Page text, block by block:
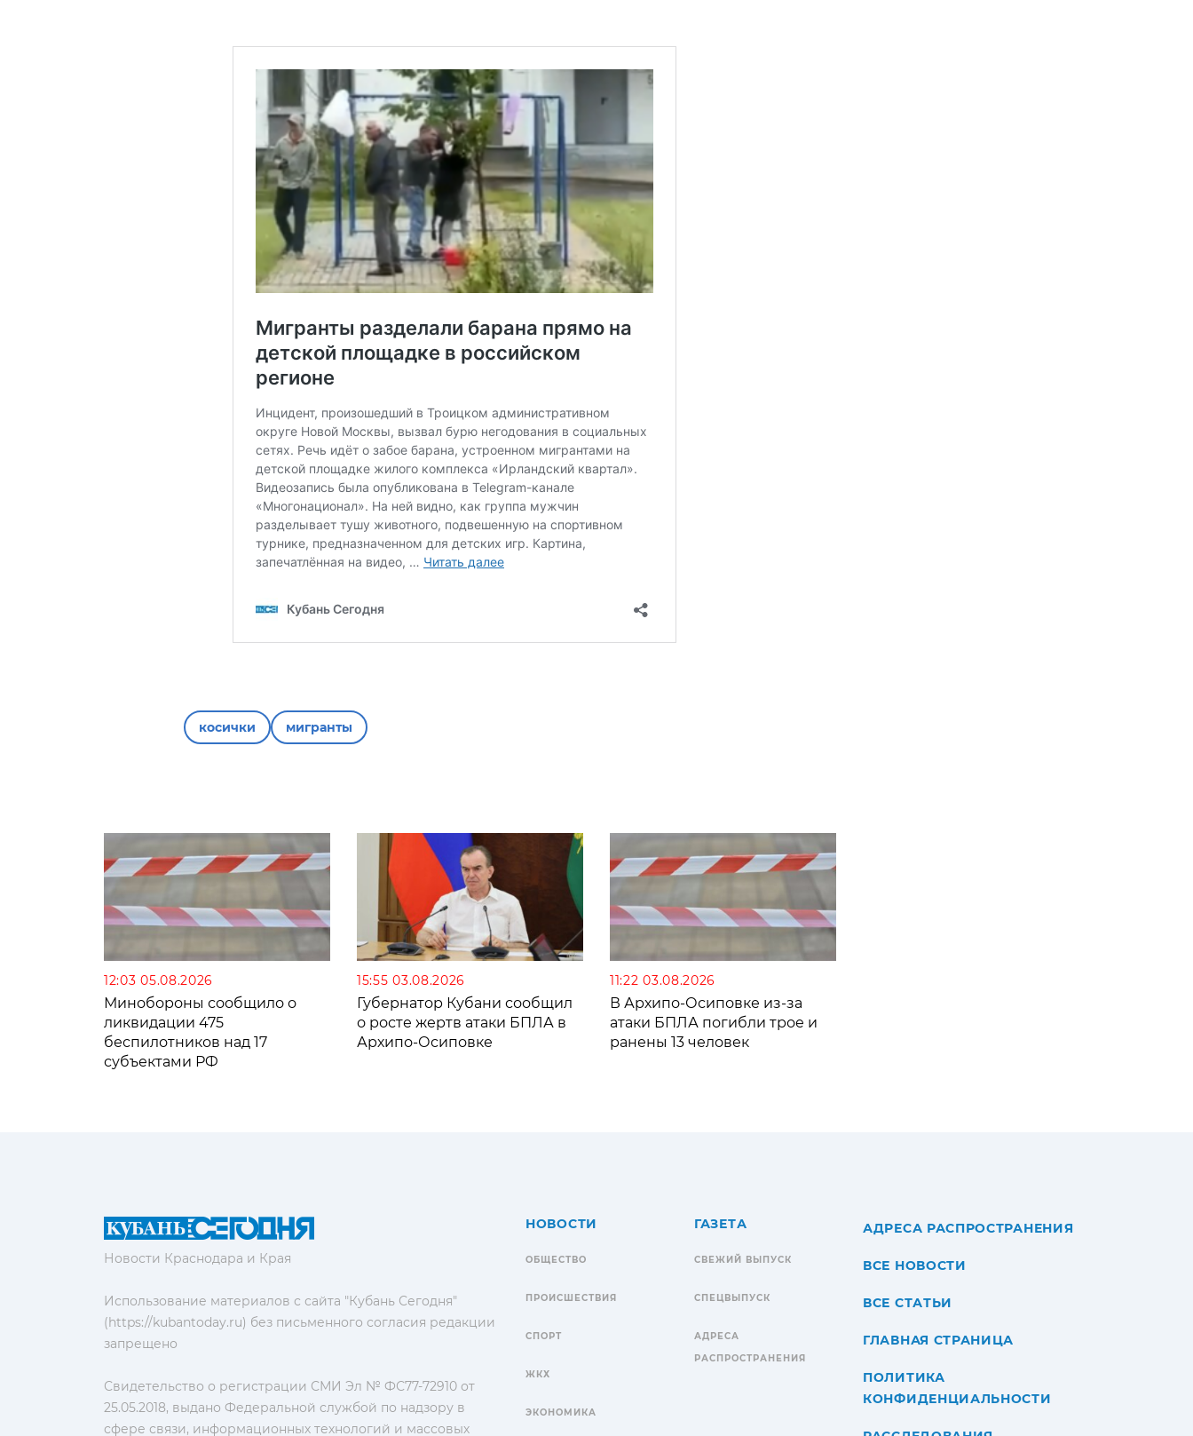
косички мигранты
12:03 05.08.2026
Минобороны сообщило о
ликвидации 475
беспилотников над 17
субъектами РФ
15:55 03.08.2026
Губернатор Кубани сообщил
о росте жертв атаки БПЛА в
Архипо-Осиповке
11:22 03.08.2026
В Архипо-Осиповке из-за
атаки БПЛА погибли трое и
ранены 13 человек
Новости Краснодара и Края
Использование материалов с сайта "Кубань Сегодня"
(https://kubantoday.ru) без письменного согласия редакции
запрещено
Свидетельство о регистрации СМИ Эл № ФС77-72910 от
25.05.2018, выдано Федеральной службой по надзору в
сфере связи, информационных технологий и массовых
НОВОСТИ
ОБЩЕСТВО
ПРОИСШЕСТВИЯ
СПОРТ
ЖКХ
ЭКОНОМИКА
ГАЗЕТА
СВЕЖИЙ ВЫПУСК
СПЕЦВЫПУСК
АДРЕСА
РАСПРОСТРАНЕНИЯ
АДРЕСА РАСПРОСТРАНЕНИЯ
ВСЕ НОВОСТИ
ВСЕ СТАТЬИ
ГЛАВНАЯ СТРАНИЦА
ПОЛИТИКА
КОНФИДЕНЦИАЛЬНОСТИ